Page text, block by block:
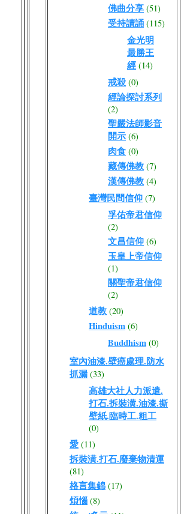
佛曲分享 (51)
受持讀誦 (115)
金光明
最勝王
經 (14)
戒殺 (0)
經論探討系列
(2)
聖嚴法師影音
開示 (6)
肉食 (0)
藏傳佛教 (7)
漢傳佛教 (4)
臺灣民間信仰 (7)
孚佑帝君信仰
(2)
文昌信仰 (6)
玉皇上帝信仰
(1)
關聖帝君信仰
(2)
道教 (20)
Hinduism (6)
Buddhism (0)
室內油漆.壁癌處理.防水
抓漏 (33)
高雄大社人力派遣.
打石.拆裝潢.油漆.撕
壁紙.臨時工.粗工
(0)
愛 (11)
拆裝潢.打石.廢棄物清運
(81)
格言集錦 (17)
煩惱 (8)